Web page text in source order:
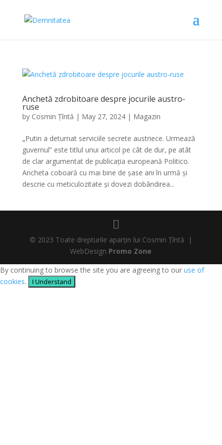
Anchetă zdrobitoare despre jocurile austro-
ruse
by Cosmin Țîntă | May 27, 2024| Magazin
„Putin a deturnat serviciile secrete austriece. Urmează
guvernul” este titlul unui articol pe cât de dur, pe atât
de clar argumentat de publicația europeană Politico.
Ancheta coboară cu mai bine de șase ani în urmă și
descrie cu meticulozitate și dovezi dobândirea...
© 2023 Toate drepturile aparțin lui Cosmin Țîntă |
WebDesign Promo Zone
By continuing to browse the site you are agreeing to our use of
cookies. I Understand